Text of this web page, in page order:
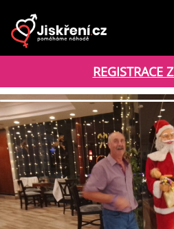
REGISTRACE